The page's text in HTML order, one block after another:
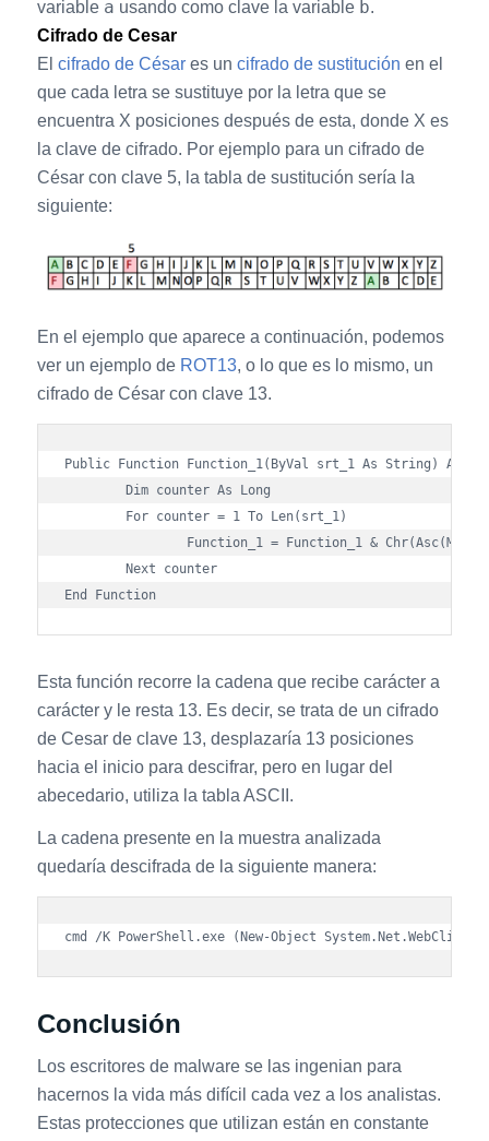
variable a usando como clave la variable b.
Cifrado de Cesar
El cifrado de Césares un cifrado de sustitución en el
que cada letra se sustituye por la letra que se
encuentra X posiciones después de esta, donde X es
la clave de cifrado. Por ejemplo para un cifrado de
César con clave 5, la tabla de sustitución sería la
siguiente:
En el ejemplo que aparece a continuación, podemos
ver un ejemplo de ROT13, o lo que es lo mismo, un
cifrado de César con clave 13.
Public Function Function_1(ByVal srt_1 As String) As
End Function
Esta función recorre la cadena que recibe carácter a
carácter y le resta 13. Es decir, se trata de un cifrado
de Cesar de clave 13, desplazaría 13 posiciones
hacia el inicio para descifrar, pero en lugar del
abecedario, utiliza la tabla ASCII.
La cadena presente en la muestra analizada
quedaría descifrada de la siguiente manera:
Conclusión
Los escritores de malware se las ingenian para
hacernos la vida más difícil cada vez a los analistas.
Estas protecciones que utilizan están en constante